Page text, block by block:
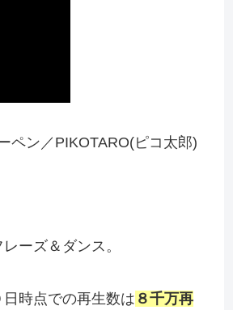
ペン／PIKOTARO(ピコ太郎)
ーズ＆ダンス。
時点での再生数は ８千万再